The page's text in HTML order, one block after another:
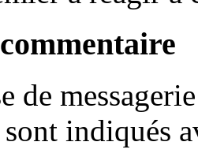
de
indiqués